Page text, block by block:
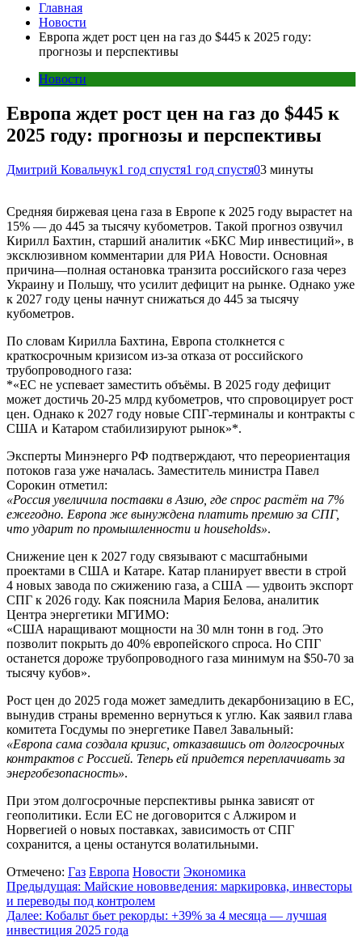
Главная
Новости
Европа ждет рост цен на газ до $445 к 2025 году:
прогнозы и перспективы
Новости
Европа ждет рост цен на газ до $445 к
2025 году: прогнозы и перспективы
Дмитрий Ковальчук1 год спустя1 год спустя03 минуты
Средняя биржевая цена газа в Европе к 2025 году вырастет на
15% — до 445 за тысячу кубометров. Такой прогноз озвучил
Кирилл Бахтин, старший аналитик «БКС Мир инвестиций», в
эксклюзивном комментарии для РИА Новости. Основная
причина—полная остановка транзита российского газа через
Украину и Польшу, что усилит дефицит на рынке. Однако уже
к 2027 году цены начнут снижаться до 445 за тысячу
кубометров.
По словам Кирилла Бахтина, Европа столкнется с
краткосрочным кризисом из-за отказа от российского
трубопроводного газа:
*«ЕС не успевает заместить объёмы. В 2025 году дефицит
может достичь 20-25 млрд кубометров, что спровоцирует рост
цен. Однако к 2027 году новые СПГ-терминалы и контракты с
США и Катаром стабилизируют рынок»*.
Эксперты Минэнерго РФ подтверждают, что переориентация
потоков газа уже началась. Заместитель министра Павел
Сорокин отметил:
«Россия увеличила поставки в Азию, где спрос растёт на 7%
ежегодно. Европа же вынуждена платить премию за СПГ,
что ударит по промышленности и households».
Снижение цен к 2027 году связывают с масштабными
проектами в США и Катаре. Катар планирует ввести в строй
4 новых завода по сжижению газа, а США — удвоить экспорт
СПГ к 2026 году. Как пояснила Мария Белова, аналитик
Центра энергетики МГИМО:
«США наращивают мощности на 30 млн тонн в год. Это
позволит покрыть до 40% европейского спроса. Но СПГ
останется дороже трубопроводного газа минимум на $50-70 за
тысячу кубов».
Рост цен до 2025 года может замедлить декарбонизацию в ЕС,
вынудив страны временно вернуться к углю. Как заявил глава
комитета Госдумы по энергетике Павел Завальный:
«Европа сама создала кризис, отказавшись от долгосрочных
контрактов с Россией. Теперь ей придется переплачивать за
энергобезопасность».
При этом долгосрочные перспективы рынка зависят от
геополитики. Если ЕС не договорится с Алжиром и
Норвегией о новых поставках, зависимость от СПГ
сохранится, а цены останутся волатильными.
Отмечено: Газ Европа Новости Экономика
Навигация
по
записям
Предыдущая: Майские нововведения: маркировка, инвесторы
и переводы под контролем
Далее: Кобальт бьет рекорды: +39% за 4 месяца — лучшая
инвестиция 2025 года